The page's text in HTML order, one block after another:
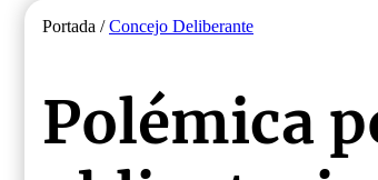
Portada /Concejo Deliberante
Polémica